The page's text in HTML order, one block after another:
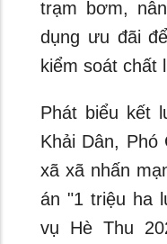
trạm bơm,
dụng ưu đãi
kiểm soát chất
Phát biểu kết
Khải Dân, Phó
xã xã nhấn
án "1 triệu ha
vụ Hè Thu